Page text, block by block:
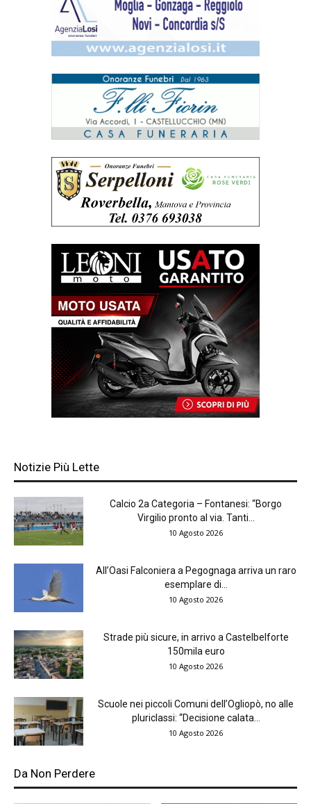
Notizie Più Lette
Calcio 2a Categoria – Fontanesi: “Borgo
Virgilio pronto al via. Tanti...
10 Agosto 2026
All’Oasi Falconiera a Pegognaga arriva un raro
esemplare di...
10 Agosto 2026
Strade più sicure, in arrivo a Castelbelforte
150mila euro
10 Agosto 2026
Scuole nei piccoli Comuni dell’Ogliopò, no alle
pluriclassi: “Decisione calata...
10 Agosto 2026
Da Non Perdere